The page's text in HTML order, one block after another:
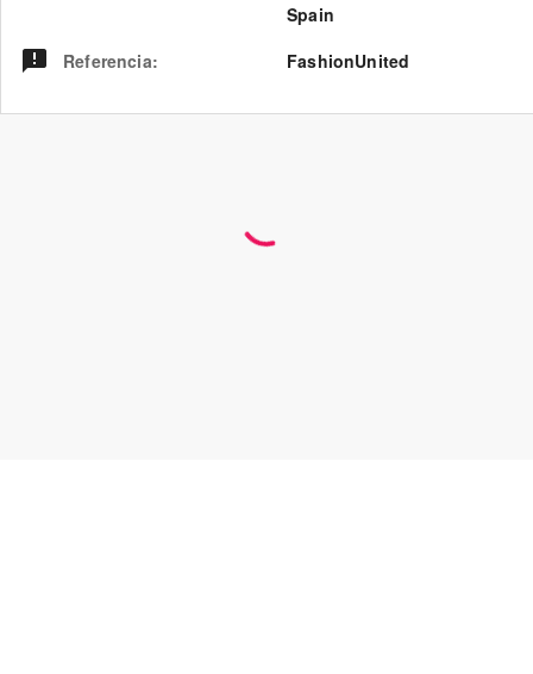
Spain
Referencia: FashionUnited